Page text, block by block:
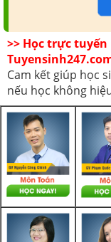
>> Học trực
Cam kết giúp học
nếu học không